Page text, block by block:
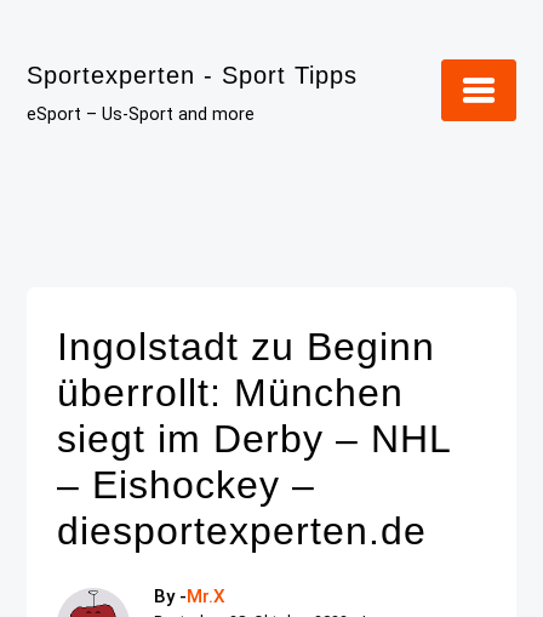
content
Sportexperten - Sport Tipps
eSport – Us-Sport and more
Ingolstadt zu Beginn
überrollt: München
siegt im Derby – NHL
– Eishockey –
diesportexperten.de
By -Mr.X